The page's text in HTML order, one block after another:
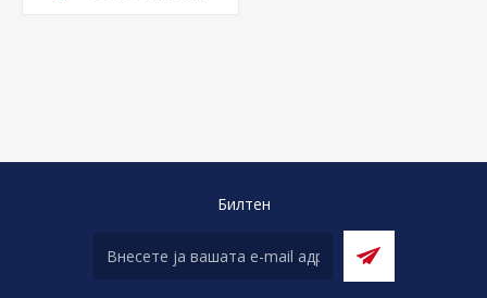
Билтен